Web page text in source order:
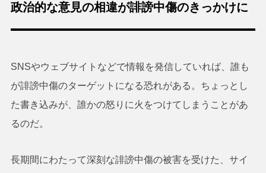
政治的な意見の相違が誹謗中傷のきっかけに
SNSやウェブサイトなどで情報を発信していれば、誰も
が誹謗中傷のターゲットになる恐れがある。ちょっとし
た書き込みが、誰かの怒りに火をつけてしまうことがあ
るのだ。
長期間にわたって深刻な誹謗中傷の被害を受けた、サイ